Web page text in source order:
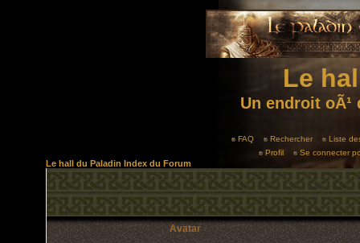
Le
Un endroit
FAQ Rechercher
Liste
Profil
Se connecter
Le hall du Paladin Index du Forum
Avatar